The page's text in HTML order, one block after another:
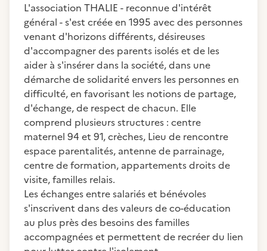
L'association THALIE - reconnue d'intérêt
général - s'est créée en 1995 avec des personnes
venant d'horizons différents, désireuses
d'accompagner des parents isolés et de les
aider à s'insérer dans la société, dans une
démarche de solidarité envers les personnes en
difficulté, en favorisant les notions de partage,
d'échange, de respect de chacun. Elle
comprend plusieurs structures : centre
maternel 94 et 91, crèches, Lieu de rencontre
espace parentalités, antenne de parrainage,
centre de formation, appartements droits de
visite, familles relais.
Les échanges entre salariés et bénévoles
s'inscrivent dans des valeurs de co-éducation
au plus près des besoins des familles
accompagnées et permettent de recréer du lien